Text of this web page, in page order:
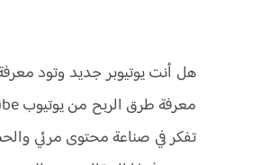
هل أنت يوتيوبر جديد وتود
معرفة طرق الربح من يوتيوب YouTube وتعتبر هذه المنصة احد اهم طرق
تفكر في صناعة محتوى مرئي